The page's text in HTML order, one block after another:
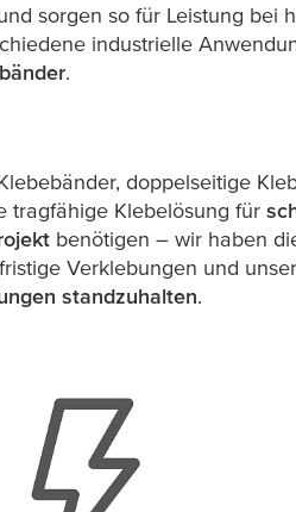
sorgen so für Leistung bei
industrielle
.
doppelseitige
tragfähige Klebelösung für
benötigen – wir haben
Verklebungen und
standzuhalten.